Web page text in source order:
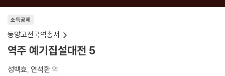
소득공제
동양고전국역총서
역주 예기집설대전 5
성백효 연석환 역